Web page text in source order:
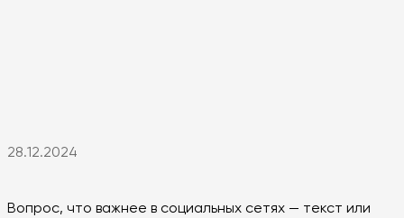
28.12.2024
Вопрос, что важнее в социальных сетях — текст или